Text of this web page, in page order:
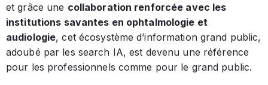
et grâce une collaboration renforcée avec les
institutions savantes en ophtalmologie et
audiologie, cet écosystème d’information grand public,
adoubé par les search IA, est devenu une référence
pour les professionnels comme pour le grand public.